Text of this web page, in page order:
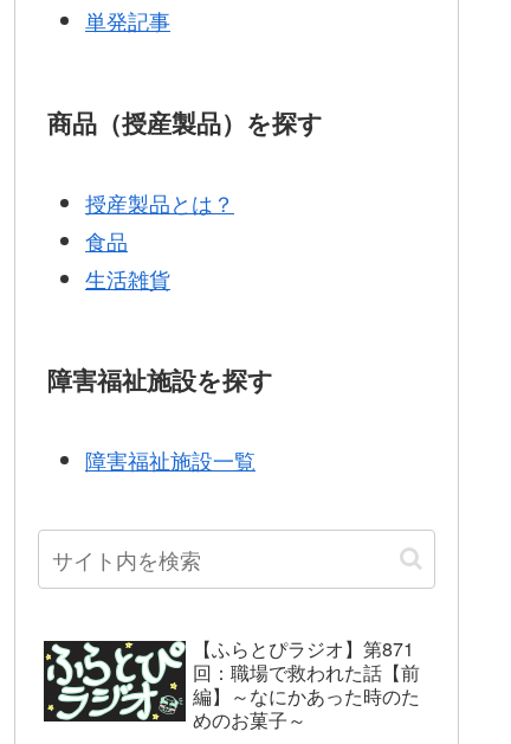
単発記事
商品（授産製品）を探す
授産製品とは？
食品
生活雑貨
障害福祉施設を探す
障害福祉施設一覧
【ふらとぴラジオ】第871
回：職場で救われた話【前
編】～なにかあった時のた
めのお菓子～